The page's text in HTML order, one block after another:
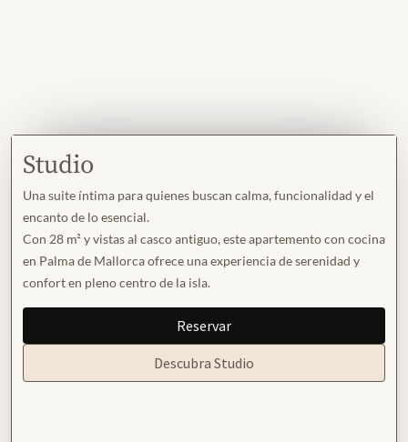
Studio
Una suite íntima para quienes buscan calma, funcionalidad y el
encanto de lo esencial.
Con 28 m² y vistas al casco antiguo, este apartemento con cocina
en Palma de Mallorca ofrece una experiencia de serenidad y
confort en pleno centro de la isla.
Reservar
Descubra Studio